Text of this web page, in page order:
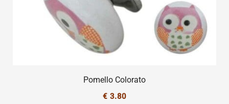
Pomello Colorato
€ 3.80